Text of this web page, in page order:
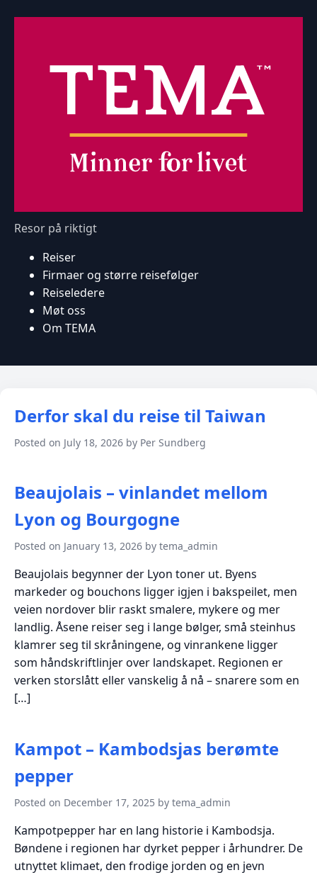
Resor på riktigt
Reiser
Firmaer og større reisefølger
Reiseledere
Møt oss
Om TEMA
Derfor skal du reise til Taiwan
Posted on July 18, 2026 by Per Sundberg
Beaujolais – vinlandet mellom
Lyon og Bourgogne
Posted on January 13, 2026 by tema_admin
Beaujolais begynner der Lyon toner ut. Byens
markeder og bouchons ligger igjen i bakspeilet, men
veien nordover blir raskt smalere, mykere og mer
landlig. Åsene reiser seg i lange bølger, små steinhus
klamrer seg til skråningene, og vinrankene ligger
som håndskriftlinjer over landskapet. Regionen er
verken storslått eller vanskelig å nå – snarere som en
[…]
Kampot – Kambodsjas berømte
pepper
Posted on December 17, 2025 by tema_admin
Kampotpepper har en lang historie i Kambodsja.
Bøndene i regionen har dyrket pepper i århundrer. De
utnyttet klimaet, den frodige jorden og en jevn